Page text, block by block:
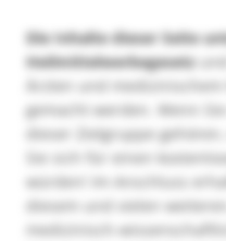
Die Inhalte dieser Seite
Heilmittelwerbegesetz
Ärzten und medizinischem
gemacht werden. Wenn
dieser Zielgruppe
Sie sich für einen
würden! Im Anschluss
diesem und vielen
medizinisch-